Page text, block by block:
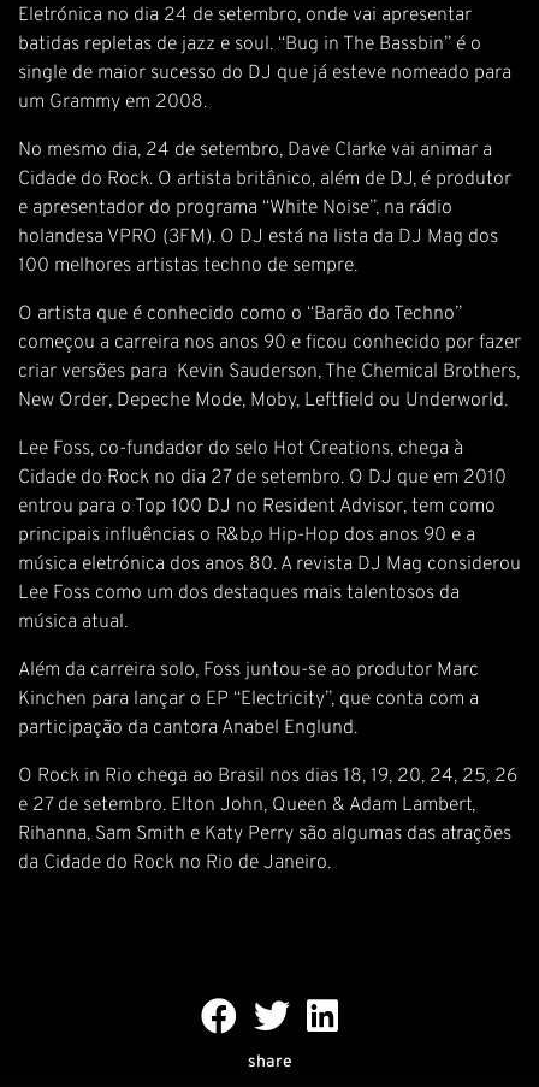
Eletrónica no dia 24 de setembro, onde vai apresentar
batidas repletas de jazz e soul. “Bug in The Bassbin” é o
single de maior sucesso do DJ que já esteve nomeado para
um Grammy em 2008.
No mesmo dia, 24 de setembro, Dave Clarke vai animar a
Cidade do Rock. O artista britânico, além de DJ, é produtor
e apresentador do programa “White Noise”, na rádio
holandesa VPRO (3FM). O DJ está na lista da DJ Mag dos
100 melhores artistas techno de sempre.
O artista que é conhecido como o “Barão do Techno”
começou a carreira nos anos 90 e ficou conhecido por fazer
criar versões para Kevin Sauderson, The Chemical Brothers,
New Order, Depeche Mode, Moby, Leftfield ou Underworld.
Lee Foss, co-fundador do selo Hot Creations, chega à
Cidade do Rock no dia 27 de setembro. O DJ que em 2010
entrou para o Top 100 DJ no Resident Advisor, tem como
principais influências o R&b,o Hip-Hop dos anos 90 e a
música eletrónica dos anos 80. A revista DJ Mag considerou
Lee Foss como um dos destaques mais talentosos da
música atual.
Além da carreira solo, Foss juntou-se ao produtor Marc
Kinchen para lançar o EP “Electricity”, que conta com a
participação da cantora Anabel Englund.
O Rock in Rio chega ao Brasil nos dias 18, 19, 20, 24, 25, 26
e 27 de setembro. Elton John, Queen & Adam Lambert,
Rihanna, Sam Smith e Katy Perry são algumas das atrações
da Cidade do Rock no Rio de Janeiro.
share